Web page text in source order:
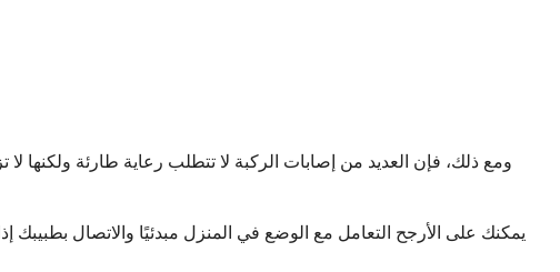
ومع ذلك، فإن العديد من إصابات الركبة لا تتطلب رعاية طارئة ولكنها
يمكنك على الأرجح التعامل مع الوضع في المنزل مبدئيًا والاتصال